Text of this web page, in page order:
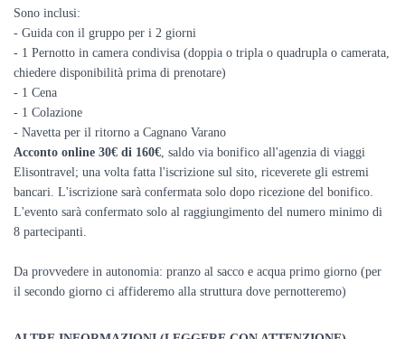
Sono inclusi:
- Guida con il gruppo per i 2 giorni
- 1 Pernotto in camera condivisa (doppia o tripla o quadrupla o camerata,
chiedere disponibilità prima di prenotare)
- 1 Cena
- 1 Colazione
- Navetta per il ritorno a Cagnano Varano
Acconto online 30€ di 160€, saldo via bonifico all'agenzia di viaggi
Elisontravel; una volta fatta l'iscrizione sul sito, riceverete gli estremi
bancari. L'iscrizione sarà confermata solo dopo ricezione del bonifico.
L'evento sarà confermato solo al raggiungimento del numero minimo di
8 partecipanti.
Da provvedere in autonomia: pranzo al sacco e acqua primo giorno (per
il secondo giorno ci affideremo alla struttura dove pernotteremo)